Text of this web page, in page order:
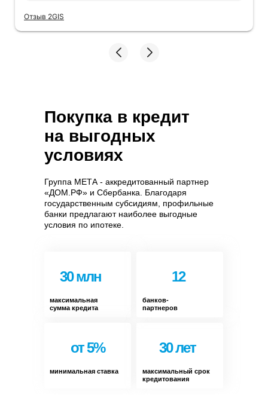
Отзыв 2GIS
Покупка в кредит
на выгодных
условиях
Группа МЕТА - аккредитованный партнер
«ДОМ.РФ» и Сбербанка. Благодаря
государственным субсидиям, профильные
банки предлагают наиболее выгодные
условия по ипотеке.
30 млн 12
от 5% 30 лет
максимальная
сумма кредита
банков-
партнеров
минимальная ставка
максимальный срок
кредитования